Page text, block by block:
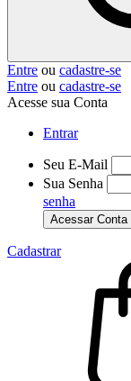
Entre ou cadastre-se
Entre ou cadastre-se
Acesse sua Conta
Entrar
Seu E-Mail
Sua Senha
senha
Acessar Conta
Cadastrar